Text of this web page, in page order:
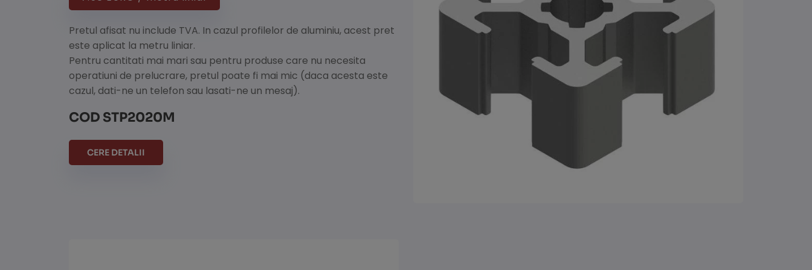
Pretul afisat nu include TVA. In cazul profilelor de aluminiu, acest pret
este aplicat la metru liniar.
Pentru cantitati mai mari sau pentru produse care nu necesita
operatiuni de prelucrare, pretul poate fi mai mic (daca acesta este
cazul, dati-ne un telefon sau lasati-ne un mesaj).
COD STP2020M
CERE DETALII